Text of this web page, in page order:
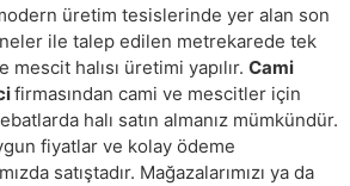
üretim tesislerinde yer alan son
ile talep edilen metrekarede tek
halısı üretimi yapılır. Cami
firmasından cami ve mescitler için
halı satın almanız mümkündür.
fiyatlar ve kolay ödeme
satıştadır. Mağazalarımızı ya da